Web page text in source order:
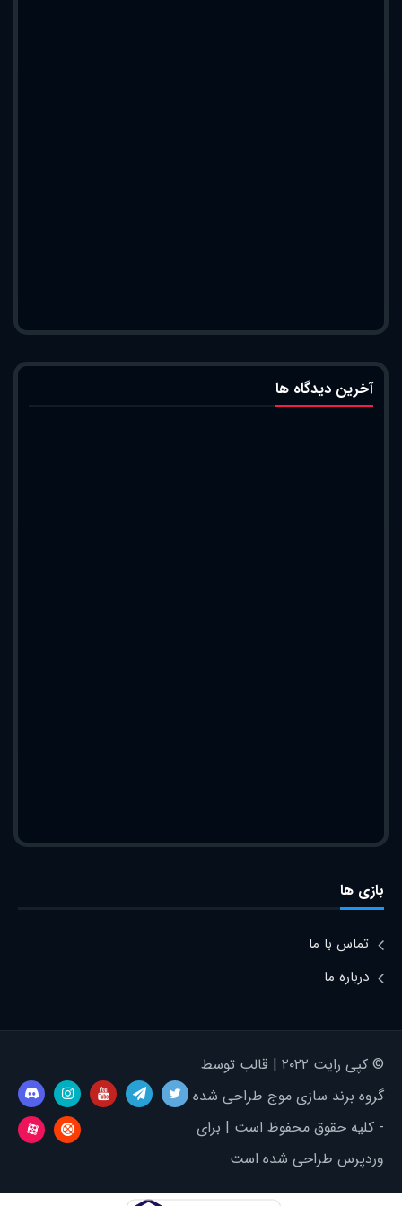
آخرین دیدگاه ها
بازی ها
تماس با ما
درباره ما
© کپی رایت ۲۰۲۲ | قالب توسط
گروه برند سازی موج طراحی شده
- کلیه حقوق محفوظ است | برای
وردپرس طراحی شده است